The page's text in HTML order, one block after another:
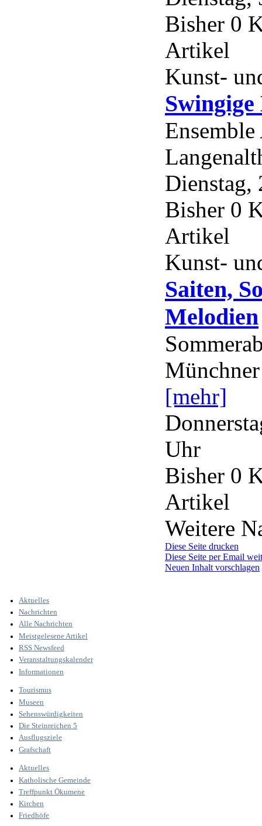
Bisher 0
Artikel
Kunst-
Dienstag,
Bisher 0
Artikel
Kunst-
Saiten,
Melodien
[mehr]
Uhr
Bisher 0
Artikel
Weitere
Diese Seite drucken
Diese Seite per Email
Neuen Inhalt vorschlagen
Aktuelles
Nachrichten
Alle Nachrichten
Meistgelesene Artikel
RSS Newsfeed
Veranstaltungskalender
Informationen
Tourismus
Museen
Sehenswürdigkeiten
Die Steinreichen 5
Ausflugsziele
Grafschaft
Aktuelles
Katholische Gemeinde
Treffpunkt Ökumene
Kirchen
Friedhöfe